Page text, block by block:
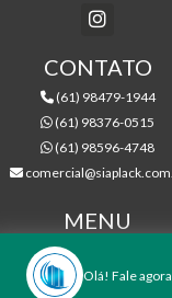
CONTATO
(61) 98479-1944
(61) 98376-0515
(61) 98596-4748
MENU
EMPRESA
Olá! Fale